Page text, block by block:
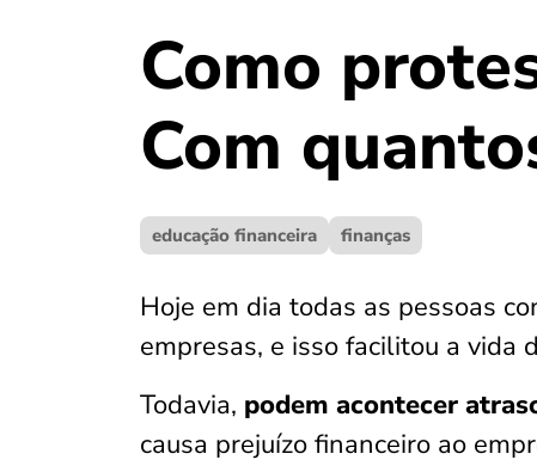
Como
Com
educação financeira finanças
Hoje em dia todas as pessoas
empresas, e isso facilitou a vida
Todavia, podem acontecer
causa prejuízo financeiro ao